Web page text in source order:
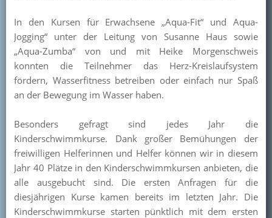
Team
Pressearchiv
Mitglied werden
In den Kursen für Erwachsene „Aqua-Fit“ und Aqua-
Jogging“ unter der Leitung von Susanne Haus sowie
„Aqua-Zumba“ von und mit Heike Morgenschweis
konnten die Teilnehmer das Herz-Kreislaufsystem
fördern, Wasserfitness betreiben oder einfach nur Spaß
an der Bewegung im Wasser haben.
Besonders gefragt sind jedes Jahr die
Kinderschwimmkurse. Dank großer Bemühungen der
freiwilligen Helferinnen und Helfer können wir in diesem
Jahr 40 Plätze in den Kinderschwimmkursen anbieten, die
alle ausgebucht sind. Die ersten Anfragen für die
diesjährigen Kurse kamen bereits im letzten Jahr. Die
Kinderschwimmkurse starten pünktlich mit dem ersten